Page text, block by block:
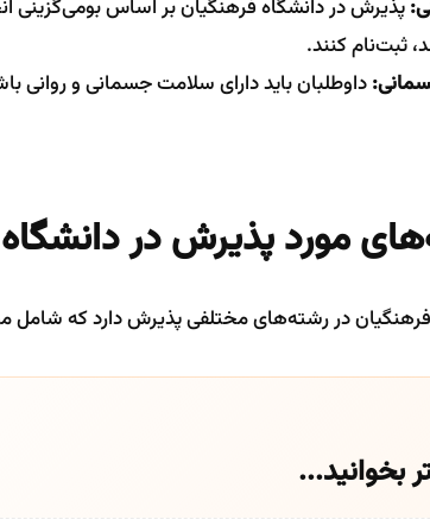
پذیرش در دانشگاه فرهنگیان بر اساس بومی‌گزینی
ثبت‌نام کنند.
داوطلبان باید دارای سلامت جسمانی و روانی
مورد پذیرش در
در رشته‌های مختلفی پذیرش دارد که شامل
بخوانید...